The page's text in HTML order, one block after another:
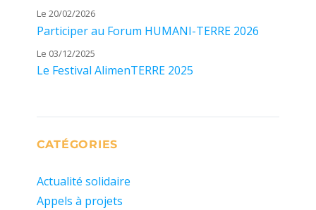
Le 20/02/2026
Participer au Forum HUMANI-TERRE 2026
Le 03/12/2025
Le Festival AlimenTERRE 2025
CATÉGORIES
Actualité solidaire
Appels à projets